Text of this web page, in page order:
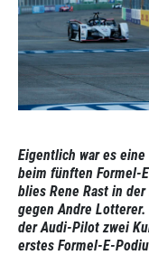
Eigentlich war es
beim fünften Formel-
blies Rene Rast in
gegen Andre
der Audi-Pilot zwei
erstes Formel-E-